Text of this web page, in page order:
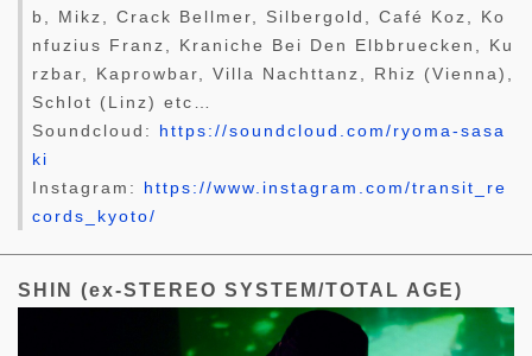
b, Mikz, Crack Bellmer, Silbergold, Café Koz, Ko
nfuzius Franz, Kraniche Bei Den Elbbruecken, Ku
rzbar, Kaprowbar, Villa Nachttanz, Rhiz (Vienna),
Schlot (Linz) etc…
Soundcloud: https://soundcloud.com/ryoma-sasa
ki
Instagram: https://www.instagram.com/transit_re
cords_kyoto/
SHIN (ex-STEREO SYSTEM/TOTAL AGE)